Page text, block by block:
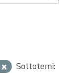
Sottotemi: